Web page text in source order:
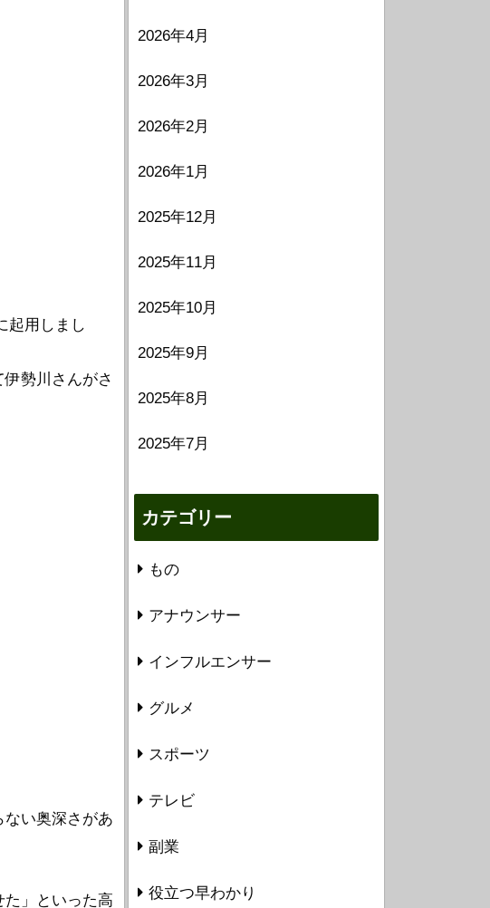
起用しまし
勢川さんがさ
い奥深さがあ
」といった高
2026年4月
2026年3月
2026年2月
2026年1月
2025年12月
2025年11月
2025年10月
2025年9月
2025年8月
2025年7月
カテゴリー
もの
アナウンサー
インフルエンサー
グルメ
スポーツ
テレビ
副業
役立つ早わかり